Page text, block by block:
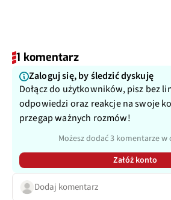
1 komentarz
Zaloguj się, by śledzić dyskuję
Dołącz do użytkowników, pisz bez
odpowiedzi oraz reakcje na swoje
przegap ważnych rozmów!
Możesz dodać 3 komentarze w
Załóż konto
Dodaj komentarz